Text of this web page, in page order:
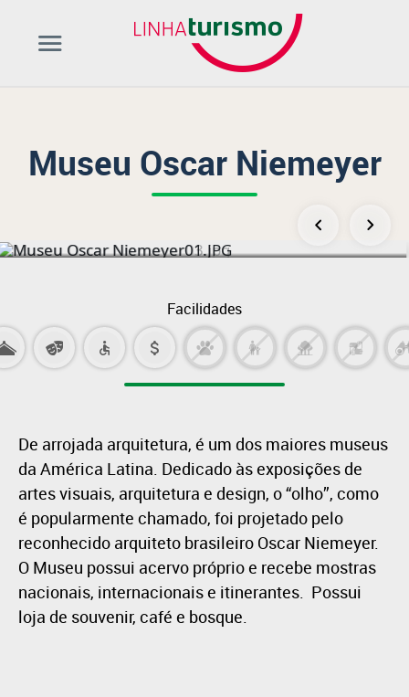
Museu Oscar Niemeyer
Facilidades
De arrojada arquitetura, é um dos maiores museus
da América Latina. Dedicado às exposições de
artes visuais, arquitetura e design, o “olho”, como
é popularmente chamado, foi projetado pelo
reconhecido arquiteto brasileiro Oscar Niemeyer.
O Museu possui acervo próprio e recebe mostras
nacionais, internacionais e itinerantes. Possui
loja de souvenir, café e bosque.